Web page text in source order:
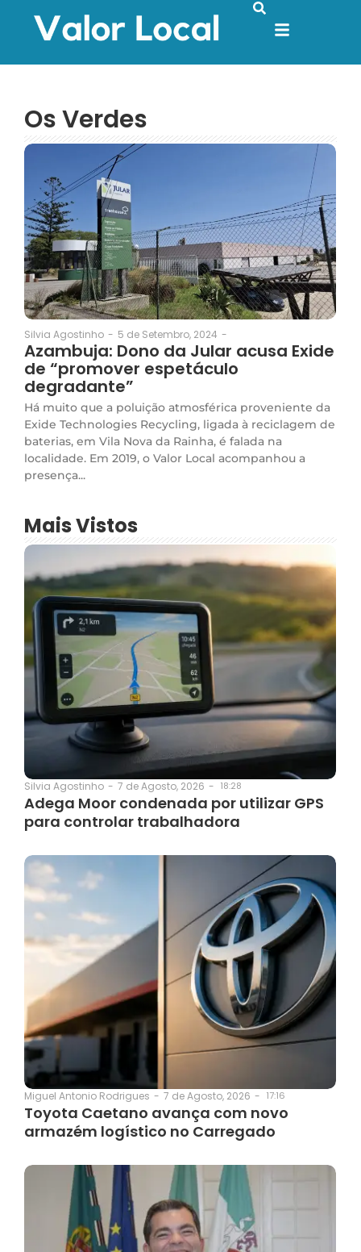
Os Verdes
Silvia Agostinho - 5 de Setembro, 2024 -
Azambuja: Dono da Jular acusa Exide
de “promover espetáculo
degradante”
Há muito que a poluição atmosférica proveniente da
Exide Technologies Recycling, ligada à reciclagem de
baterias, em Vila Nova da Rainha, é falada na
localidade. Em 2019, o Valor Local acompanhou a
presença...
Mais Vistos
Silvia Agostinho - 7 de Agosto, 2026 - 18:28
Adega Moor condenada por utilizar GPS
para controlar trabalhadora
Miguel Antonio Rodrigues - 7 de Agosto, 2026 - 17:16
Toyota Caetano avança com novo
armazém logístico no Carregado